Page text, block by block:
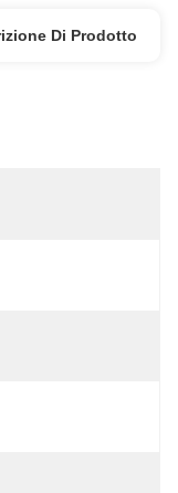
Di Prodotto